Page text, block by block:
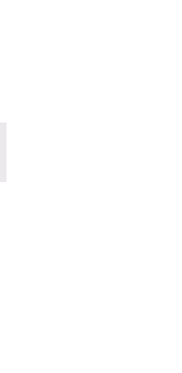
così (Chiesa, un vero
search